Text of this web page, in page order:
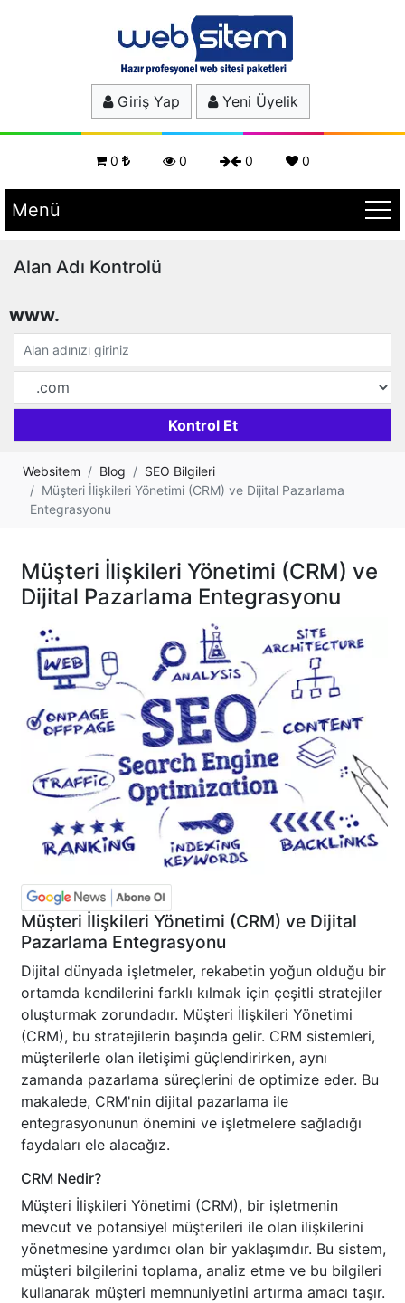
Giriş Yap Yeni Üyelik
0 0 0 0
Menü
Alan Adı Kontrolü
www.
Websitem Blog
SEO Bilgileri
Müşteri İlişkileri Yönetimi (CRM) ve Dijital Pazarlama
Entegrasyonu
Müşteri İlişkileri Yönetimi (CRM) ve
Dijital Pazarlama Entegrasyonu
Müşteri İlişkileri Yönetimi (CRM) ve Dijital
Pazarlama Entegrasyonu
Dijital dünyada işletmeler, rekabetin yoğun olduğu bir
ortamda kendilerini farklı kılmak için çeşitli stratejiler
oluşturmak zorundadır. Müşteri İlişkileri Yönetimi
(CRM), bu stratejilerin başında gelir. CRM sistemleri,
müşterilerle olan iletişimi güçlendirirken, aynı
zamanda pazarlama süreçlerini de optimize eder. Bu
makalede, CRM'nin dijital pazarlama ile
entegrasyonunun önemini ve işletmelere sağladığı
faydaları ele alacağız.
CRM Nedir?
Müşteri İlişkileri Yönetimi (CRM), bir işletmenin
mevcut ve potansiyel müşterileri ile olan ilişkilerini
yönetmesine yardımcı olan bir yaklaşımdır. Bu sistem,
müşteri bilgilerini toplama, analiz etme ve bu bilgileri
kullanarak müşteri memnuniyetini artırma amacı taşır.